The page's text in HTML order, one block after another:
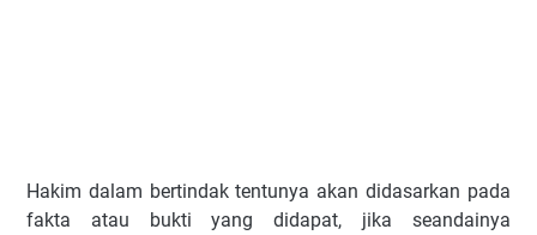
Hakim dalam bertindak tentunya akan didasarkan pada
fakta atau bukti yang didapat, jika seandainya